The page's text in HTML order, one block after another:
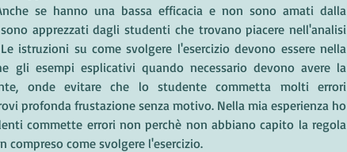
se hanno una bassa efficacia e non sono amati dalla
apprezzati dagli studenti che trovano piacere nell'analisi
istruzioni su come svolgere l'esercizio devono essere nella
gli esempi esplicativi quando necessario devono avere la
onde evitare che lo studente commetta molti errori
profonda frustazione senza motivo. Nella mia esperienza ho
commette errori non perchè non abbiano capito la regola
compreso come svolgere l'esercizio.